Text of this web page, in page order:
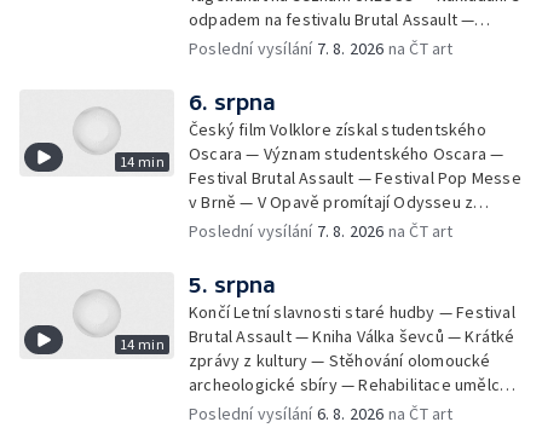
odpadem na festivalu Brutal Assault —
Koncert Marka Ztraceného na Letenské pláni
Poslední vysílání 7. 8. 2026 na ČT art
14 min
6. srpna
Český film Volklore získal studentského
Oscara — Význam studentského Oscara —
Festival Brutal Assault — Festival Pop Messe
v Brně — V Opavě promítají Odysseu z
filmového pásu
Poslední vysílání 7. 8. 2026 na ČT art
14 min
5. srpna
Končí Letní slavnosti staré hudby — Festival
Brutal Assault — Kniha Válka ševců — Krátké
zprávy z kultury — Stěhování olomoucké
archeologické sbíry — Rehabilitace umělce
Milana Knížáka — Trailer na film Osamělý vlk
Poslední vysílání6. 8. 2026 na ČT art